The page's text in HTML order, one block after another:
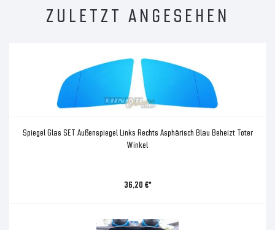
ZULETZT ANGESEHEN
Spiegel Glas SET Außenspiegel Links Rechts Asphärisch Blau Beheizt Toter
Winkel
36,20 €*